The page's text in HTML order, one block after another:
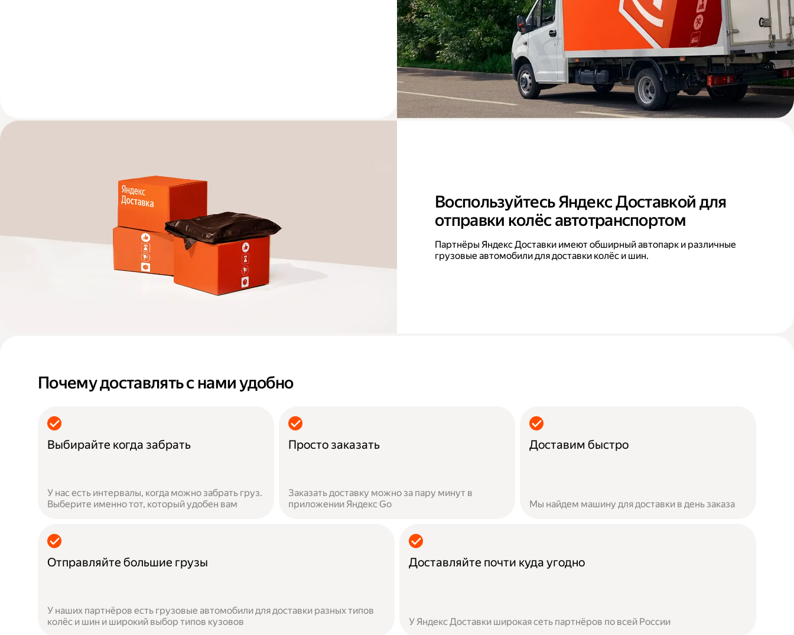
Воспользуйтесь Яндекс Доставкой для
отправки колёс автотранспортом
Партнёры Яндекс Доставки имеют обширный автопарк и различные
грузовые автомобили для доставки колёс и шин.
Почему доставлять с нами удобно
Выбирайте когда забрать
У нас есть интервалы, когда можно забрать груз.
Выберите именно тот, который удобен вам
Просто заказать
Заказать доставку можно за пару минут в
приложении Яндекс Go
Доставим быстро
Мы найдем машину для доставки в день заказа
Отправляйте большие грузы
У наших партнёров есть грузовые автомобили для доставки разных типов
колёс и шин и широкий выбор типов кузовов
Доставляйте почти куда угодно
У Яндекс Доставки широкая сеть партнёров по всей России